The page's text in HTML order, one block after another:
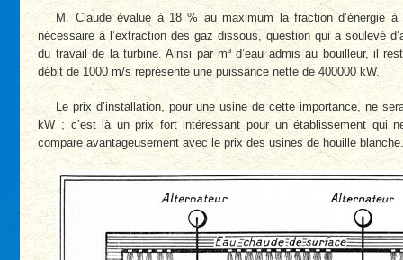
M. Claude évalue à 18 % au maximum la fraction d’énergie
nécessaire à l’extraction des gaz dissous, question qui a soulevé
du travail de la turbine. Ainsi par m³ d’eau admis au bouilleur, il
débit de 1000 m/s représente une puissance nette de 400000 kW.
Le prix d’installation, pour une usine de cette importance, ne
kW ; c’est là un prix fort intéressant pour un établissement qui
compare avantageusement avec le prix des usines de houille